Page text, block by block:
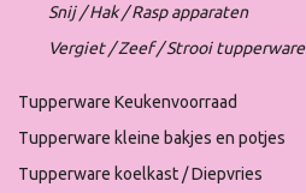
Snij / Hak / Rasp apparaten
Vergiet / Zeef / Strooi tupperware
Tupperware Keukenvoorraad
Tupperware kleine bakjes en potjes
Tupperware koelkast / Diepvries